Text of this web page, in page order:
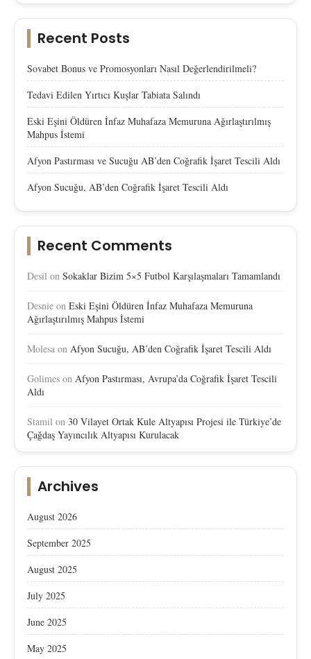
Recent Posts
Sovabet Bonus ve Promosyonları Nasıl Değerlendirilmeli?
Tedavi Edilen Yırtıcı Kuşlar Tabiata Salındı
Eski Eşini Öldüren İnfaz Muhafaza Memuruna Ağırlaştırılmış
Mahpus İstemi
Afyon Pastırması ve Sucuğu AB’den Coğrafik İşaret Tescili Aldı
Afyon Sucuğu, AB’den Coğrafik İşaret Tescili Aldı
Recent Comments
Desil on Sokaklar Bizim 5×5 Futbol Karşılaşmaları Tamamlandı
Desnie on Eski Eşini Öldüren İnfaz Muhafaza Memuruna
Ağırlaştırılmış Mahpus İstemi
Molesa on Afyon Sucuğu, AB’den Coğrafik İşaret Tescili Aldı
Golimes on Afyon Pastırması, Avrupa’da Coğrafik İşaret Tescili
Aldı
Stamil on 30 Vilayet Ortak Kule Altyapısı Projesi ile Türkiye’de
Çağdaş Yayıncılık Altyapısı Kurulacak
Archives
August 2026
September 2025
August 2025
July 2025
June 2025
May 2025